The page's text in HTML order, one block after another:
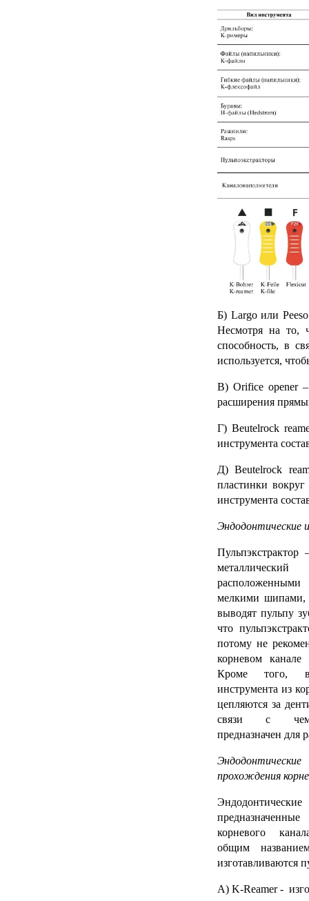
Б) Largo или
Несмотря на то,
способность, в
используется,
В) Orifice opener–
расширения
Г)Beutelrock
инструмента
Д)Beutelrock
пластинки
инструмента
Эндодонтические
Пульпэкстрактор
мелкими шипами,
выводят пульпу
что
потому не
корневом
Кроме того,
инструмента из
цепляются за
связи с чем
предназначен для
прохождения
корневого
общим
изготавливаются
А) K-Reamer-